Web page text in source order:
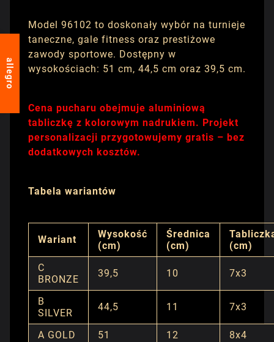
Model 96102 to doskonały wybór na turnieje
taneczne, gale fitness oraz prestiżowe
zawody sportowe. Dostępny w
wysokościach: 51 cm, 44,5 cm oraz 39,5 cm.
Cena pucharu obejmuje aluminiową
tabliczkę z kolorowym nadrukiem. Projekt
personalizacji przygotowujemy gratis – bez
dodatkowych kosztów.
Tabela wariantów
Wariant
Wysokość
(cm)
Średnica
(cm)
(cm)
C
BRONZE
39,5 10 7x3
B
SILVER
44,5 11 7x3
A GOLD 51 12 8x4
allegro